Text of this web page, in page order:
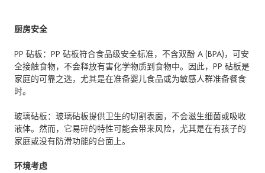
厨房安全
PP 砧板：PP 砧板符合食品级安全标准，不含双酚 A (BPA)，可安
全接触食物，不会释放有害化学物质到食物中。因此，PP 砧板是
家庭的可靠之选，尤其是在准备婴儿食品或为敏感人群准备餐食
时。
玻璃砧板：玻璃砧板提供卫生的切割表面，不会滋生细菌或吸收
液体。然而，它易碎的特性可能会带来风险，尤其是在有孩子的
家庭或没有防滑功能的台面上。
环境考虑